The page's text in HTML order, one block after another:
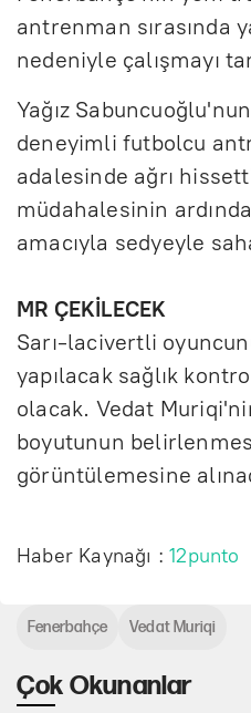
antrenman sırasında
nedeniyle çalışmayı
Yağız
deneyimli futbolcu
adalesinde ağrı
müdahalesinin
amacıyla sedyeyle
MR ÇEKİLECEK
Sarı-lacivertli
yapılacak sağlık
olacak. Vedat
boyutunun
görüntülemesine
Haber Kaynağı :12punto
Çok Okunanlar
Fenerbahçe Vedat Muriqi